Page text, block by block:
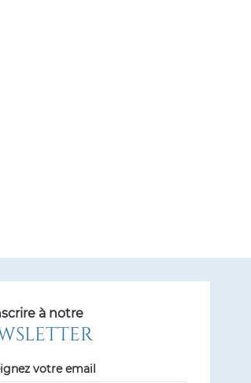
à notre
votre email